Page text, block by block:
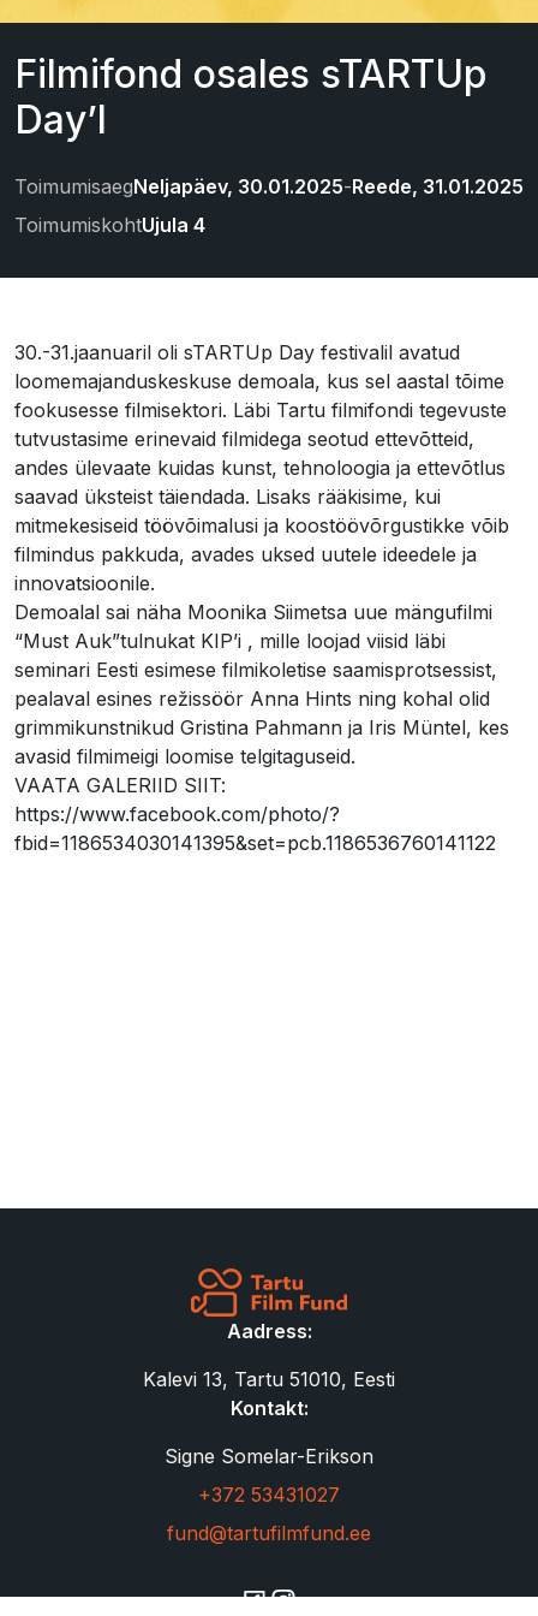
Filmifond osales sTARTUp
Day’l
ToimumisaegNeljapäev, 30.01.2025-Reede, 31.01.2025
ToimumiskohtUjula 4
30.-31.jaanuaril oli sTARTUp Day festivalil avatud
loomemajanduskeskuse demoala, kus sel aastal tõime
fookusesse filmisektori. Läbi Tartu filmifondi tegevuste
tutvustasime erinevaid filmidega seotud ettevõtteid,
andes ülevaate kuidas kunst, tehnoloogia ja ettevõtlus
saavad üksteist täiendada. Lisaks rääkisime, kui
mitmekesiseid töövõimalusi ja koostöövõrgustikke võib
filmindus pakkuda, avades uksed uutele ideedele ja
innovatsioonile.
Demoalal sai näha Moonika Siimetsa uue mängufilmi
“Must Auk”tulnukat KIP’i , mille loojad viisid läbi
seminari Eesti esimese filmikoletise saamisprotsessist,
pealaval esines režissöör Anna Hints ning kohal olid
grimmikunstnikud Gristina Pahmann ja Iris Müntel, kes
avasid filmimeigi loomise telgitaguseid.
VAATA GALERIID SIIT:
https://www.facebook.com/photo/?
fbid=1186534030141395&set=pcb.1186536760141122
Aadress:
Kalevi 13, Tartu 51010, Eesti
Kontakt:
Signe Somelar-Erikson
+372 53431027
fund@tartufilmfund.ee